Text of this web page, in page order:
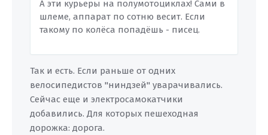
А эти курьеры на полумотоциклах! Сами в
шлеме, аппарат по сотню весит. Если
такому по колёса попадёшь - писец.
Так и есть. Если раньше от одних
велосипедистов "ниндзей" уварачивались.
Сейчас еще и электросамокатчики
добавились. Для которых пешеходная
дорожка: дорога.